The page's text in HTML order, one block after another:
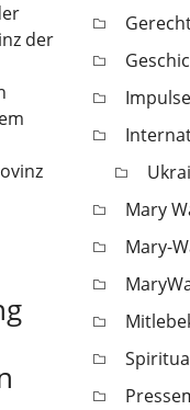
der
Impulse
Mary
Mary-